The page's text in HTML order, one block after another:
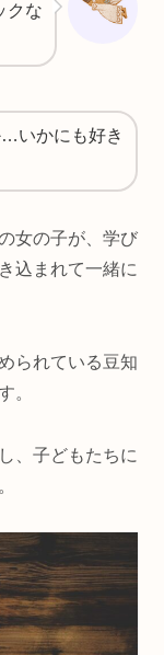
クな
いかにも好き
女の子が、学び
込まれて一緒に
られている豆知
。
、子どもたちに